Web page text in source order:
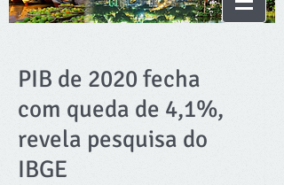
PIB de 2020 fecha
com queda de 4,1%,
revela pesquisa do
IBGE